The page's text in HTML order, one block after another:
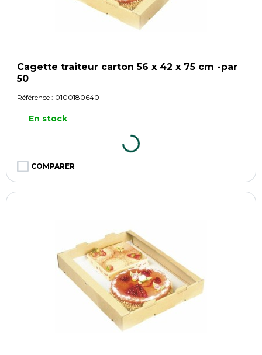
Cagette traiteur carton 56 x 42 x 75 cm -par
50
Référence : 0100180640
En stock
COMPARER